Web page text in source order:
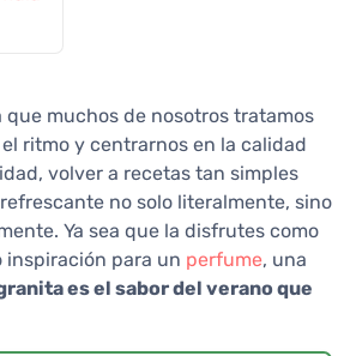
que muchos de nosotros tratamos
ritmo y centrarnos en la calidad
volver a recetas tan simples
no solo literalmente, sino
Ya sea que la disfrutes como
inspiración para un perfume, una
es el sabor del verano que